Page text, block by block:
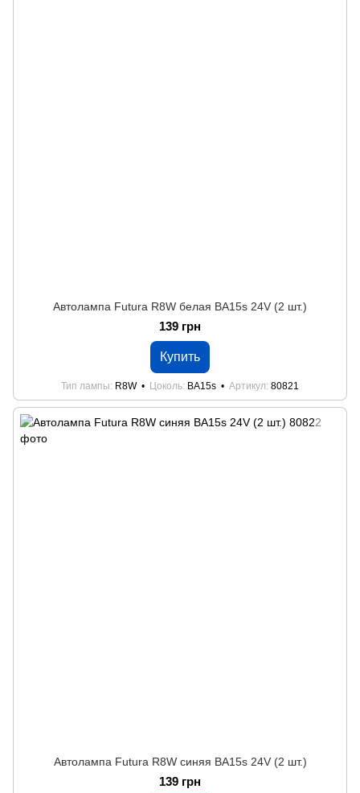
Автолампа Futura R8W белая BA15s 24V (2 шт.)
139 грн
Купить
Тип лампы R8W Цоколь BA15s Артикул 80821
Автолампа Futura R8W синяя BA15s 24V (2 шт.)
139 грн